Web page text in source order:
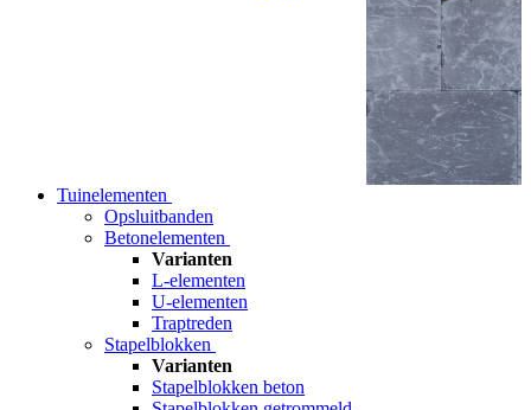
Tuinelementen
Opsluitbanden
Betonelementen
Varianten
L-elementen
U-elementen
Traptreden
Stapelblokken
Varianten
Stapelblokken beton